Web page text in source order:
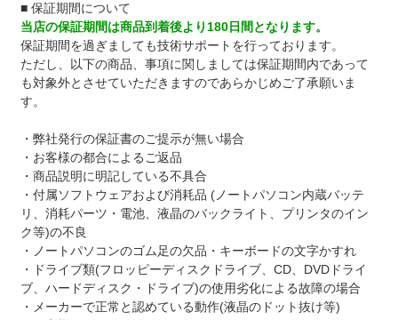
■ 保証期間について
当店の保証期間は商品到着後より180日間となります。
保証期間を過ぎましても技術サポートを行っております。
ただし、以下の商品、事項に関しましては保証期間内であって
も対象外とさせていただきますのであらかじめご了承願いま
す。
・弊社発行の保証書のご提示が無い場合
・お客様の都合によるご返品
・商品説明に明記している不具合
・付属ソフトウェアおよび消耗品 (ノートパソコン内蔵バッテ
リ、消耗パーツ・電池、液晶のバックライト、プリンタのイン
ク等)の不良
・ノートパソコンのゴム足の欠品・キーボードの文字かすれ
・ドライブ類(フロッピーディスクドライブ、CD、DVDドライ
ブ、ハードディスク・ドライブ)の使用劣化による故障の場合
・メーカーで正常と認めている動作(液晶のドット抜け等)